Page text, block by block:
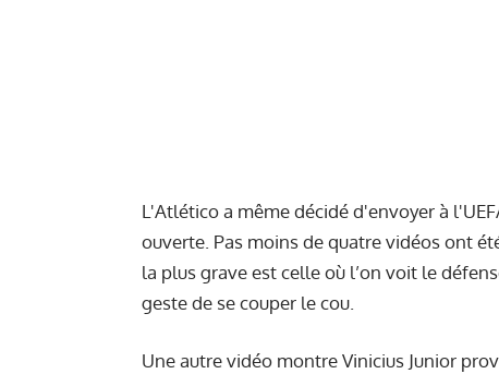
L'Atlético a même décidé d'envoyer à
ouverte. Pas moins de quatre vidéos ont
la plus grave est celle où l’on voit le
geste de se couper le cou.
Une autre vidéo montre Vinicius Junior